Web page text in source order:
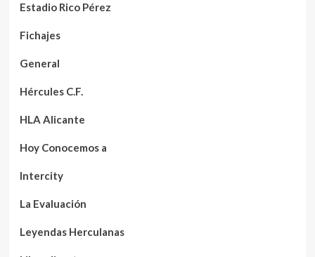
Estadio Rico Pérez
Fichajes
General
Hércules C.F.
HLA Alicante
Hoy Conocemos a
Intercity
La Evaluación
Leyendas Herculanas